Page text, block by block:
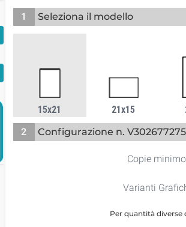
1 Seleziona il modello
15x21 21x15
2
Configurazione n. V302677275
Copie
Varianti
Per quantità diverse